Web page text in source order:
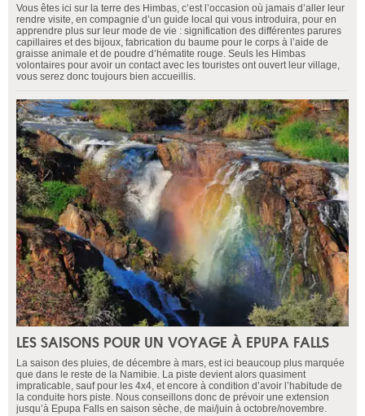
Vous êtes ici sur la terre des Himbas, c’est l’occasion où jamais d’aller leur
rendre visite, en compagnie d’un guide local qui vous introduira, pour en
apprendre plus sur leur mode de vie : signification des différentes parures
capillaires et des bijoux, fabrication du baume pour le corps à l’aide de
graisse animale et de poudre d’hématite rouge. Seuls les Himbas
volontaires pour avoir un contact avec les touristes ont ouvert leur village,
vous serez donc toujours bien accueillis.
LES SAISONS POUR UN VOYAGE À EPUPA FALLS
La saison des pluies, de décembre à mars, est ici beaucoup plus marquée
que dans le reste de la Namibie. La piste devient alors quasiment
impraticable, sauf pour les 4x4, et encore à condition d’avoir l’habitude de
la conduite hors piste. Nous conseillons donc de prévoir une extension
jusqu’à Epupa Falls en saison sèche, de mai/juin à octobre/novembre.